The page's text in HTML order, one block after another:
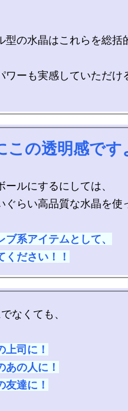
型の水晶はこれらを総括
ワーも実感していただけ
にこの透明感で
ールにするにしては、
ぐらい高品質な水晶を使
ブ系アイテムとして、
ください！！
なくても、
上司に！
あの人に！
友達に！